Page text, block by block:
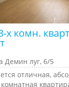
х комн.
Демин луг, 6/5
отличная,